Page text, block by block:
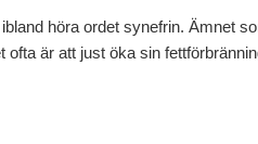
höra ordet synefrin. Ämnet
är att just öka sin